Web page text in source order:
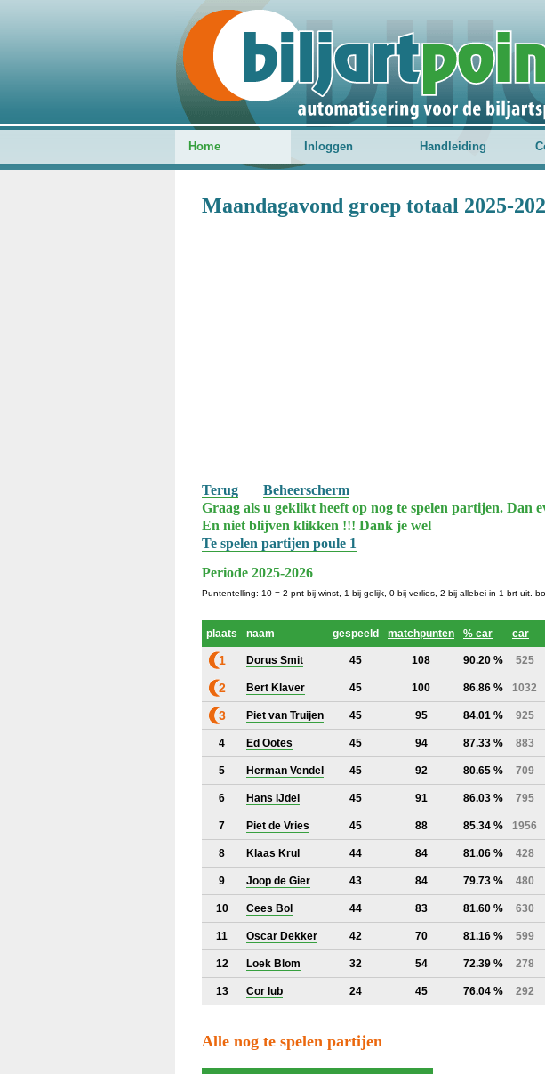
Home Inloggen Handleiding
Maandagavond groep totaal 2025-
Terug
Beheerscherm
Graag als u geklikt heeft op nog te spelen partijen. Dan
En niet blijven klikken !!! Dank je wel
Te spelen partijen poule 1
Periode 2025-2026
Puntentelling: 10 = 2 pnt bij winst, 1 bij gelijk, 0 bij verlies, 2 bij allebei in 1 brt uit.
plaats naam gespeeld matchpunten % car car
1 Dorus Smit 45 108 90.20 % 525
2 Bert Klaver 45 100 86.86 % 1032
3 Piet van Truijen 45 95 84.01 % 925
4 Ed Ootes 45 94 87.33 % 883
5 Herman Vendel 45 92 80.65 % 709
6 Hans IJdel 45 91 86.03 % 795
7 Piet de Vries 45 88 85.34 % 1956
8 Klaas Krul 44 84 81.06 % 428
9 Joop de Gier 43 84 79.73 % 480
10 Cees Bol 44 83 81.60 % 630
11 Oscar Dekker 42 70 81.16 % 599
12 Loek Blom 32 54 72.39 % 278
13 Cor lub 24 45 76.04 % 292
Alle nog te spelen partijen